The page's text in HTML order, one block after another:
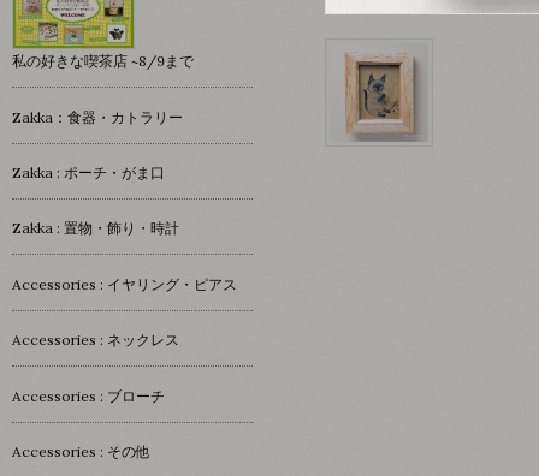
私の好きな喫茶店 ~8/9まで
Zakka：食器・カトラリー
Zakka : ポーチ・がま口
Zakka : 置物・飾り・時計
Accessories : イヤリング・ピアス
Accessories : ネックレス
Accessories : ブローチ
Accessories : その他